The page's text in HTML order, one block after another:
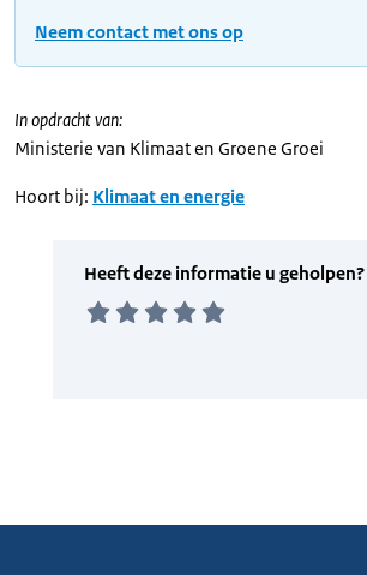
Neem contact met ons op
In opdracht van:
Ministerie van Klimaat en Groene Groei
Hoort bij: Klimaat en energie